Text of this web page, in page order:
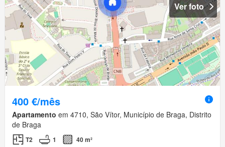
Ver foto
400 €/mês
Apartamento em 4710, São Vítor, Município de Braga, Distrito
de Braga
T2 1
40 m²